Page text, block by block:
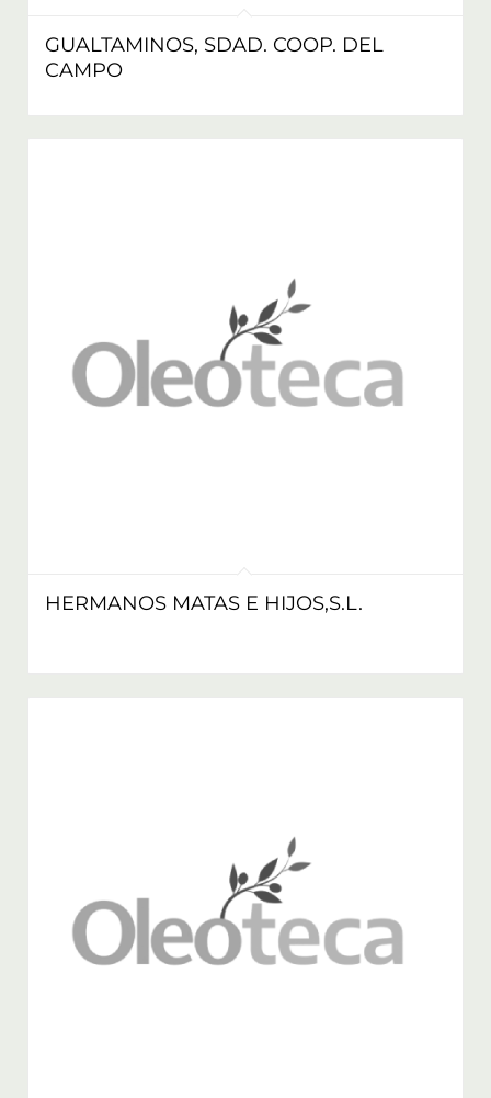
GUALTAMINOS, SDAD. COOP. DEL
CAMPO
HERMANOS MATAS E HIJOS,S.L.